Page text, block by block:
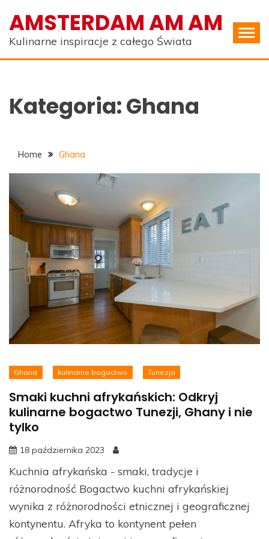
content
AMSTERDAM AM AM
Kulinarne inspiracje z całego Świata
Kategoria:Ghana
Home Ghana
Ghana kulinarne bogactwo Tunezja
Smaki kuchni afrykańskich: Odkryj
kulinarne bogactwo Tunezji, Ghany i nie
tylko
18 października 2023
Kuchnia afrykańska - smaki, tradycje i
różnorodność Bogactwo kuchni afrykańskiej
wynika z różnorodności etnicznej i geograficznej
kontynentu. Afryka to kontynent pełen